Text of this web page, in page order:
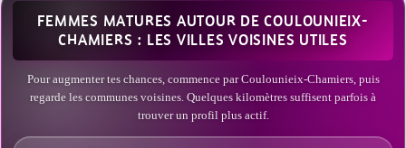
FEMMES MATURES AUTOUR DE COULOUNIEIX-
CHAMIERS : LES VILLES VOISINES UTILES
Pour augmenter tes chances, commence par Coulounieix-Chamiers, puis
regarde les communes voisines. Quelques kilomètres suffisent parfois à
trouver un profil plus actif.